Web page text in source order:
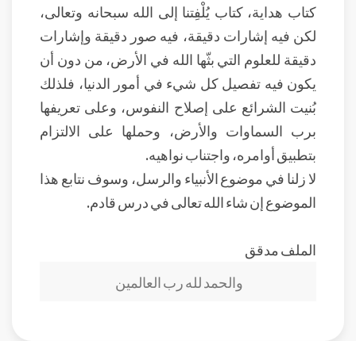
كتاب هداية، كتاب يُلْفِتنا إلى الله سبحانه وتعالى،
لكن فيه إشارات دقيقة، فيه صور دقيقة وإشارات
دقيقة للعلوم التي بثّها الله في الأرض، من دون أن
يكون فيه تفصيل كل شيء في أمور الدنيا، فلذلك
بُنيت الشرائع على إصلاح النفوس، وعلى تعريفها
برب السماوات والأرض، وحملها على الالتزام
بتطبيق أوامره، واجتناب نواهيه.
لا زلنا في موضوع الأنبياء والرسل، وسوف نتابع هذا
الموضوع إن شاء الله تعالى في درس قادم.
الملف مدقق
والحمد لله رب العالمين